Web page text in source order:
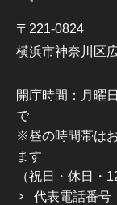
〒221-0824
横浜市神奈川区
開庁時間：月曜
で
※昼の時間帯は
ます
（祝日・休日・
代表電話番号